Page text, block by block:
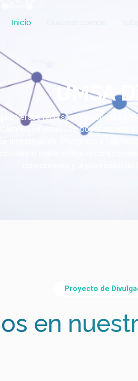
Inicio
UMSA
diversos recursos relacionados
informativos, podcasts,
Investigación, Postgrado e
digital refleja el
Proyecto de
en